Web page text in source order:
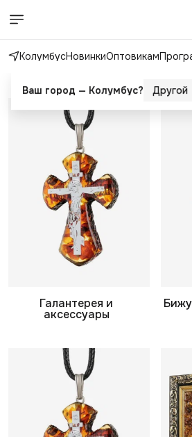
КолумбусНовинкиОптовикам
Каталог
Галантерея и
аксессуары